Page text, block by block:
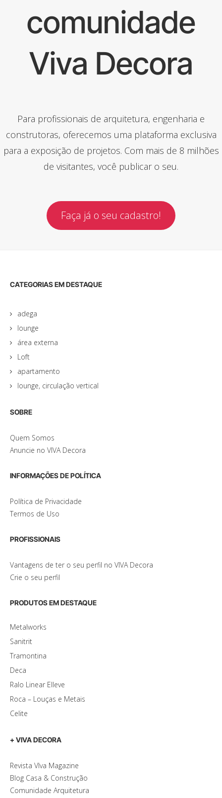
comunidade
Viva Decora
Para profissionais de arquitetura, engenharia e
construtoras, oferecemos uma plataforma exclusiva
para a exposição de projetos. Com mais de 8 milhões
de visitantes, você publicar o seu.
Faça já o seu cadastro!
CATEGORIAS EM DESTAQUE
adega
lounge
área externa
Loft
apartamento
lounge, circulação vertical
SOBRE
Quem Somos
Anuncie no VIVA Decora
INFORMAÇÕES DE POLÍTICA
Política de Privacidade
Termos de Uso
PROFISSIONAIS
Vantagens de ter o seu perfil no VIVA Decora
Crie o seu perfil
PRODUTOS EM DESTAQUE
Metalworks
Sanitrit
Tramontina
Deca
Ralo Linear Elleve
Roca – Louças e Metais
Celite
+ VIVA DECORA
Revista VIva Magazine
Blog Casa & Construção
Comunidade Arquitetura